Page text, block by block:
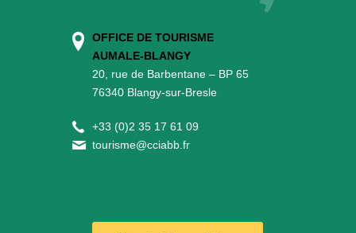
OFFICE DE TOURISME
AUMALE-BLANGY
20, rue de Barbentane – BP 65
76340 Blangy-sur-Bresle
+33 (0)2 35 17 61 09
tourisme@cciabb.fr